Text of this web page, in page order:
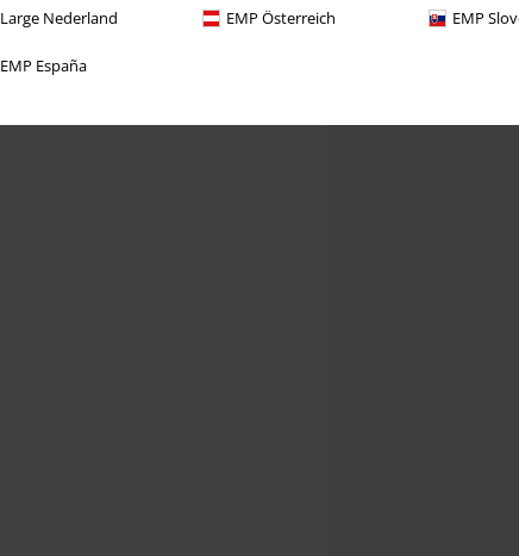
Large Nederland EMP Österreich EMP
EMP España